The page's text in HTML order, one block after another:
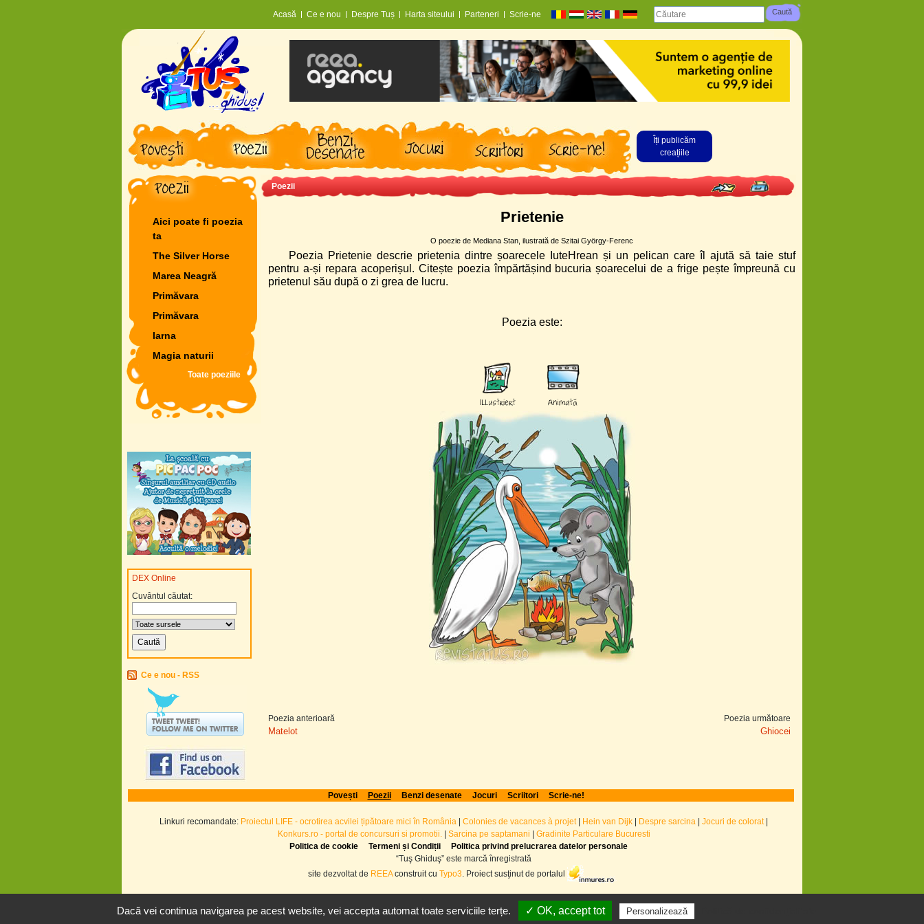
Acasă Ce e nou Despre Tuș Harta siteului Parteneri Scrie-ne
Îți publicăm
creațiile
Aici poate fi poezia
ta
The Silver Horse
Marea Neagră
Primăvara
Primăvara
Iarna
Magia naturii
Toate poeziile
DEX Online
Cuvântul căutat:
Ce e nou - RSS
Poezii
Prietenie
O poezie de Mediana Stan, ilustrată de Szitai György-Ferenc
Poezia Prietenie descrie prietenia dintre șoarecele IuteHrean și un pelican care îl ajută să taie stuf
pentru a-și repara acoperișul. Citește poezia împărtășind bucuria șoarecelui de a frige pește împreună cu
prietenul său după o zi grea de lucru.
Poezia este:
Poezia anterioară
Matelot
Poezia următoare
Ghiocei
Povești Poezii Benzi desenate Jocuri Scriitori Scrie-ne!
Linkuri recomandate: Proiectul LIFE - ocrotirea acvilei țipătoare mici în România Colonies de vacances à projet| Hein van Dijk Despre sarcina Jocuri de colorat
Konkurs.ro - portal de concursuri si promotii.| Sarcina pe saptamani
Gradinite Particulare Bucuresti
Politica de cookie
Termeni și Condiții
Politica privind prelucrarea datelor personale
“Tuş Ghiduş” este marcă înregistrată
site dezvoltat de REEAconstruit cu Typo3 . Proiect susţinut de portalul
Dacă vei continua navigarea pe acest website, vei accepta automat toate serviciile terțe. ✓ OK, accept tot Personalizează